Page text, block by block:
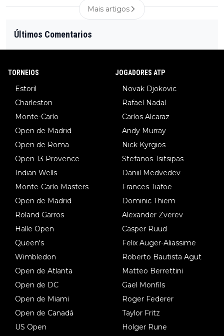
Mais artigos
Últimos Comentarios
TORNEIOS
Estoril
Charleston
Monte-Carlo
Open de Madrid
Open de Roma
Open 13 Provence
Indian Wells
Monte-Carlo Masters
Open de Madrid
Roland Garros
Halle Open
Queen's
Wimbledon
Open de Atlanta
Open de DC
Open de Miami
Open de Canadá
US Open
JOGADORES ATP
Novak Djokovic
Rafael Nadal
Carlos Alcaraz
Andy Murray
Nick Kyrgios
Stefanos Tsitsipas
Daniil Medvedev
Frances Tiafoe
Dominic Thiem
Alexander Zverev
Casper Ruud
Felix Auger-Aliassime
Roberto Bautista Agut
Matteo Berrettini
Gael Monfils
Roger Federer
Taylor Fritz
Holger Rune